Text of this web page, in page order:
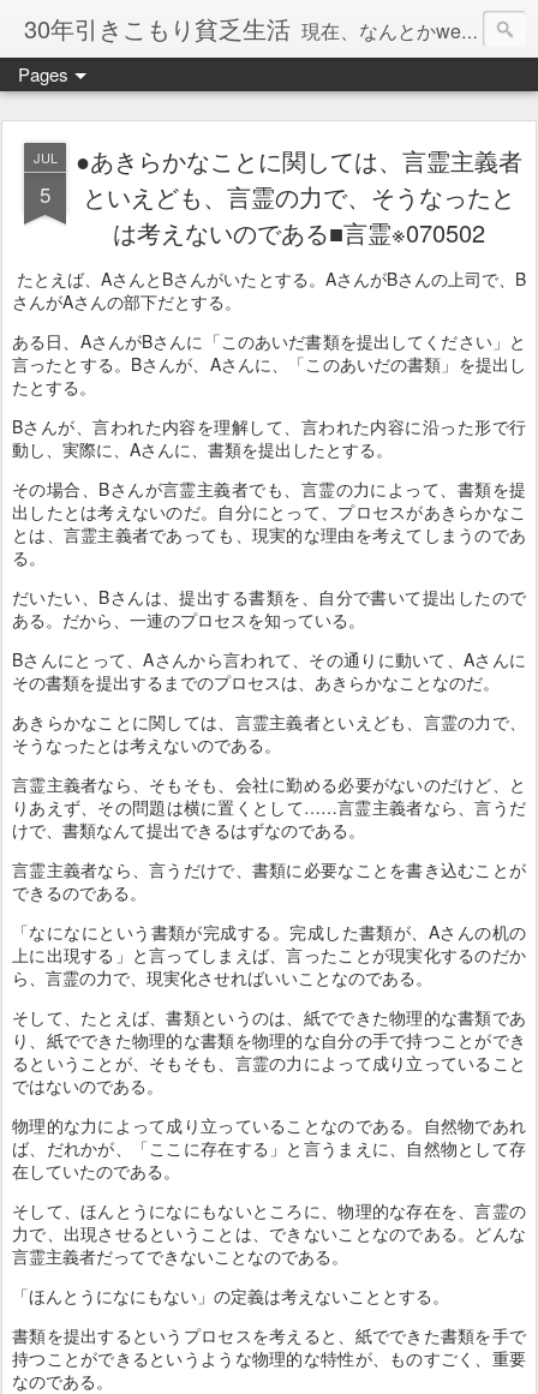
30年引きこもり貧乏生活 現在、なんとかweb系の仕事で食べています。このブログで扱う問題は「この世とはなにか」「人生とはなにか」「人間とはなにか」「強迫神経症の原因と解決法」「うつ病の原因と寄り添う方法」「家族の問題」などについてです。
Pages
JUL
5
●あきらかなことに関しては、言霊主義者
といえども、言霊の力で、そうなったと
は考えないのである■言霊※070502
たとえば、AさんとBさんがいたとする。AさんがBさんの上司で、B
さんがAさんの部下だとする。
ある日、AさんがBさんに「このあいだ書類を提出してください」と
言ったとする。Bさんが、Aさんに、「このあいだの書類」を提出し
たとする。
Bさんが、言われた内容を理解して、言われた内容に沿った形で行
動し、実際に、Aさんに、書類を提出したとする。
その場合、Bさんが言霊主義者でも、言霊の力によって、書類を提
出したとは考えないのだ。自分にとって、プロセスがあきらかなこ
とは、言霊主義者であっても、現実的な理由を考えてしまうのであ
る。
だいたい、Bさんは、提出する書類を、自分で書いて提出したので
ある。だから、一連のプロセスを知っている。
Bさんにとって、Aさんから言われて、その通りに動いて、Aさんに
その書類を提出するまでのプロセスは、あきらかなことなのだ。
あきらかなことに関しては、言霊主義者といえども、言霊の力で、
そうなったとは考えないのである。
言霊主義者なら、そもそも、会社に勤める必要がないのだけど、と
りあえず、その問題は横に置くとして……言霊主義者なら、言うだ
けで、書類なんて提出できるはずなのである。
言霊主義者なら、言うだけで、書類に必要なことを書き込むことが
できるのである。
「なになにという書類が完成する。完成した書類が、Aさんの机の
上に出現する」と言ってしまえば、言ったことが現実化するのだか
ら、言霊の力で、現実化させればいいことなのである。
そして、たとえば、書類というのは、紙でできた物理的な書類であ
り、紙でできた物理的な書類を物理的な自分の手で持つことができ
るということが、そもそも、言霊の力によって成り立っていること
ではないのである。
物理的な力によって成り立っていることなのである。自然物であれ
ば、だれかが、「ここに存在する」と言うまえに、自然物として存
在していたのである。
そして、ほんとうになにもないところに、物理的な存在を、言霊の
力で、出現させるということは、できないことなのである。どんな
言霊主義者だってできないことなのである。
「ほんとうになにもない」の定義は考えないこととする。
書類を提出するというプロセスを考えると、紙でできた書類を手で
持つことができるというような物理的な特性が、ものすごく、重要
なのである。